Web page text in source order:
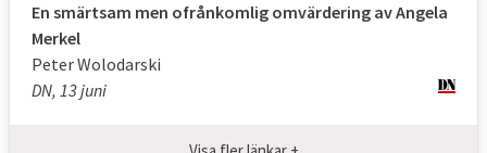
En smärtsam men ofrånkomlig omvärdering av Angela
Merkel
Peter Wolodarski
DN, 13 juni